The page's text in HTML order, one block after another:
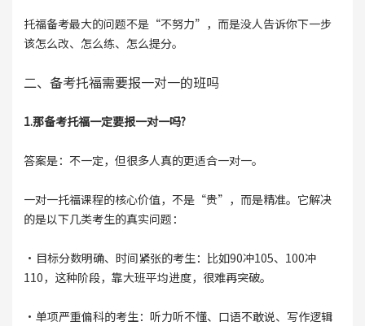
托福备考最大的问题不是“不努力”，而是没人告诉你下一步
该怎么改、怎么练、怎么提分。
二、备考托福需要报一对一的班吗
1.那备考托福一定要报一对一吗?
答案是：不一定，但很多人真的更适合一对一。
一对一托福课程的核心价值，不是“贵”，而是精准。它解决
的是以下几类考生的真实问题：
·目标分数明确、时间紧张的考生：比如90冲105、100冲
110，这种阶段，靠大班平均进度，很难再突破。
·单项严重偏科的考生：听力听不懂、口语不敢说、写作逻辑